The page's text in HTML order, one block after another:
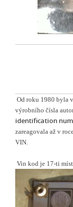
Od roku 1980 byla
výrobního čísla
identification
zareagovala až v
VIN.
Vin kod je 17-ti